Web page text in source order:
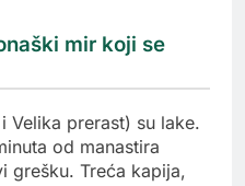
mir koji se
Velika prerast) su lake.
od manastira
grešku. Treća kapija,